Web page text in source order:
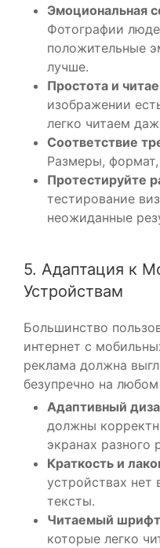
Эмоциональная
Фотографии
положительные
лучше.
Простота и
изображении
легко читаем
Соответствие
Размеры,
Протестируйте
тестирование
неожиданные
5. Адаптация к
Устройствам
Большинство
интернет с
реклама должна
безупречно на
Адаптивный
должны
экранах разного
Краткость и
устройствах нет
тексты.
Читаемый
которые легко